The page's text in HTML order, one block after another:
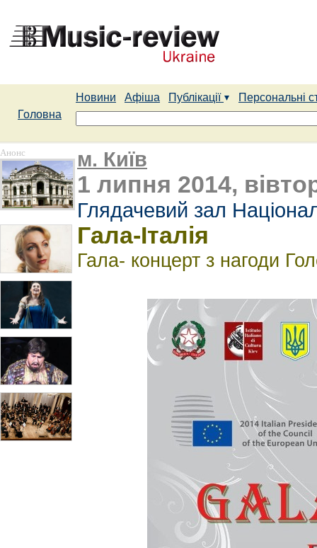
Новини Афіша Публікації
Персональні
Головна
Анонс м. Київ
1 липня 2014,
Глядачевий зал
Гала-Італія
Гала- концерт з нагоди